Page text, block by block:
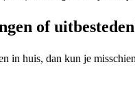
of
in huis, dan kun je